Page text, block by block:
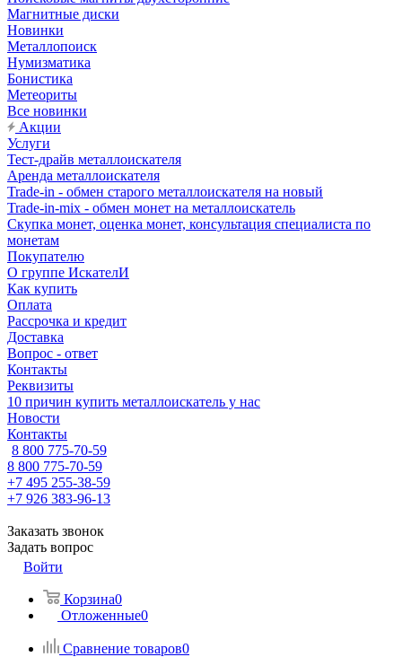
Магнитные диски
Новинки
Металлопоиск
Нумизматика
Бонистика
Метеориты
Все новинки
Акции
Услуги
Тест-драйв металлоискателя
Аренда металлоискателя
Trade-in - обмен старого металлоискателя на новый
Trade-in-mix - обмен монет на металлоискатель
Скупка монет, оценка монет, консультация специалиста по
монетам
Покупателю
О группе ИскателИ
Как купить
Оплата
Рассрочка и кредит
Доставка
Вопрос - ответ
Контакты
Реквизиты
10 причин купить металлоискатель у нас
Новости
Контакты
8 800 775-70-59
8 800 775-70-59
+7 495 255-38-59
+7 926 383-96-13
Заказать звонок
Задать вопрос
Войти
Корзина0
Отложенные0
Сравнение товаров0